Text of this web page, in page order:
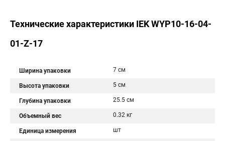
Технические характеристики IEK WYP10-16-04-
01-Z-17
Ширина упаковки 7 см
Высота упаковки 5 см
Глубина упаковки 25.5 см
Объемный вес 0.32 кг
Единица измерения шт